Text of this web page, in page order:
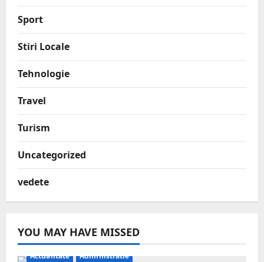
Sport
Stiri Locale
Tehnologie
Travel
Turism
Uncategorized
vedete
YOU MAY HAVE MISSED
Actualitate Administratie